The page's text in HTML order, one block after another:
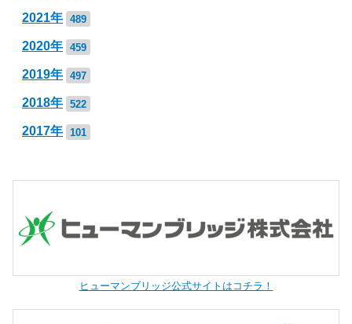
2021年 489
2020年 459
2019年 497
2018年 522
2017年 101
ヒューマンブリッジ公式サイトはコチラ！